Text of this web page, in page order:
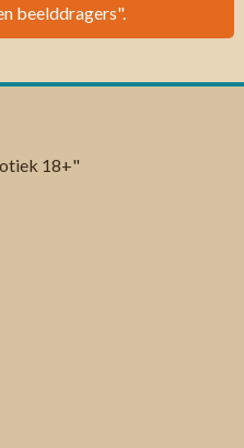
beelddragers".
18+"